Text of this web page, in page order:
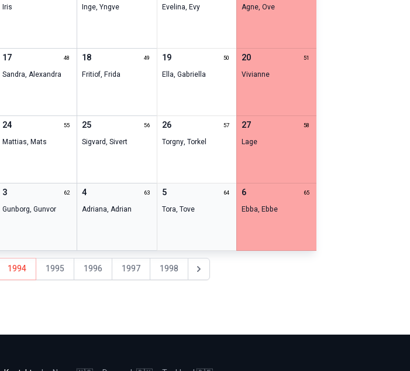
Iris Inge,Yngve Evelina, Evy Agne,Ove
17 48
Sandra, Alexandra
18 49
Fritiof,Frida
19 50
Ella, Gabriella
20 51
Vivianne
24 55
Mattias, Mats
25 56
Sigvard,Sivert
26 57
Torgny, Torkel
27 58
Lage
3 62
Gunborg, Gunvor
4 63
Adriana,Adrian
5 64
Tora, Tove
6 65
Ebba,Ebbe
1994 1995 1996 1997 1998 Nästa år